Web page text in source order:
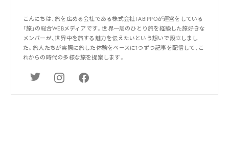
こんにちは、旅を広める会社である株式会社TABIPPOが運営をしている
「旅」の総合WEBメディアです。世界一周のひとり旅を経験した旅好きな
メンバーが、世界中を旅する魅力を伝えたいという想いで設立しまし
た。旅人たちが実際に旅した体験をベースに1つずつ記事を配信して、こ
れからの時代の多様な旅を提案します。